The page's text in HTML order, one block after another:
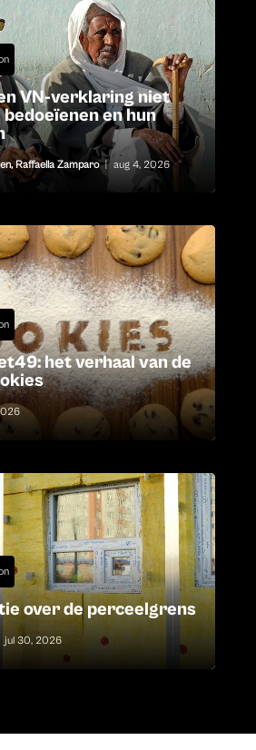
VN-verklaring niet
en hun
,Raffaella Zamparo | aug 4, 2026
het verhaal van de
over de perceelgrens
jul 30, 2026